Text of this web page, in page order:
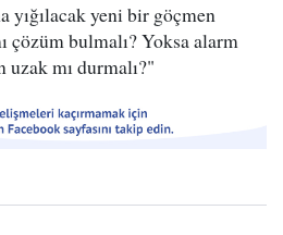
yığılacak yeni bir göçmen
çözüm bulmalı? Yoksa alarm
mı durmalı?"